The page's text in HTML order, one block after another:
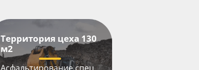
Территория цеха 130
м2
Асфальтирование спец